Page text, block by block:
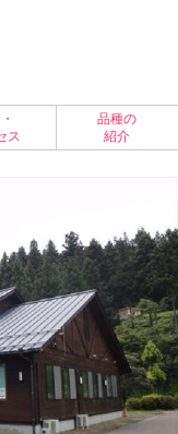
ス
品種の
紹介